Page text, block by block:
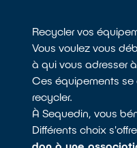
Recycler vos
Vous voulez vous
à qui vous adresser
Ces équipements se
recycler.
À Sequedin, vous
Différents choix